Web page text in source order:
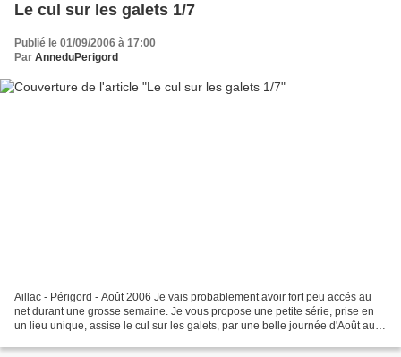
Le cul sur les galets 1/7
Publié le 01/09/2006 à 17:00
Par AnneduPerigord
Aillac - Périgord - Août 2006 Je vais probablement avoir fort peu accés au
net durant une grosse semaine. Je vous propose une petite série, prise en
un lieu unique, assise le cul sur les galets, par une belle journée d'Août au